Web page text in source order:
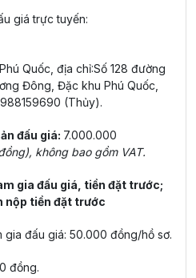
giá trực tuyến:
Quốc, địa chỉ:Số 128 đường
Đông, Đặc khu Phú Quốc,
(Thủy).
đấu giá: 7.000.000
không bao gồm VAT.
gia đấu giá, tiền đặt trước;
nộp tiền đặt trước
gia đấu giá: 50.000 đồng/hồ sơ.
đồng.